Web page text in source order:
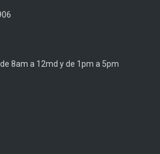
8am a 12md y de 1pm a 5pm